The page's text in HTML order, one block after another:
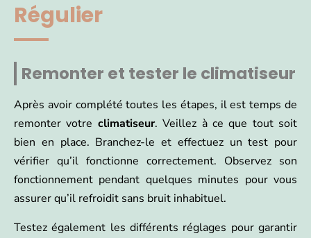
Régulier
Remonter et tester le climatiseur
Après avoir complété toutes les étapes, il est temps de
remonter votre climatiseur. Veillez à ce que tout soit
bien en place. Branchez-le et effectuez un test pour
vérifier qu’il fonctionne correctement. Observez son
fonctionnement pendant quelques minutes pour vous
assurer qu’il refroidit sans bruit inhabituel.
Testez également les différents réglages pour garantir